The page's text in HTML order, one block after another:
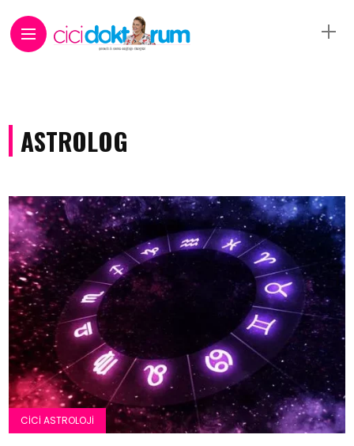
ASTROLOG
CICI ASTROLOJI